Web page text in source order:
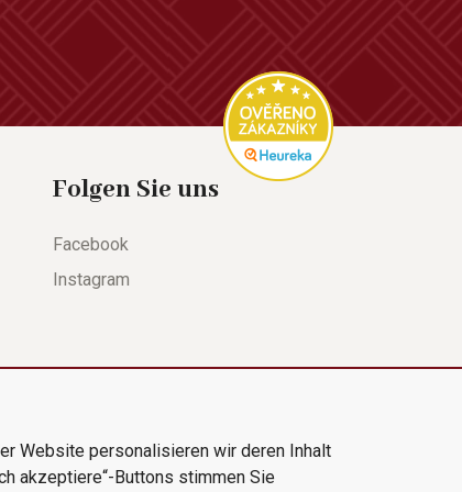
Folgen Sie uns
Facebook
Instagram
Website personalisieren wir deren Inhalt
akzeptiere“-Buttons stimmen Sie